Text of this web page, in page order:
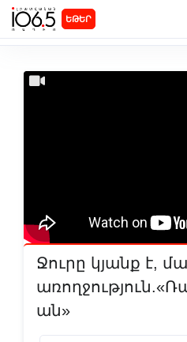
ԵԹԵՐ
Ջուրը կյանք է,
ան»